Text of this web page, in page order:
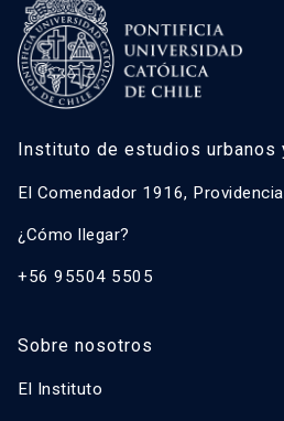
Instituto de estudios urbanos
El Comendador 1916, Providencia
¿Cómo llegar?
+56 95504 5505
Sobre nosotros
El Instituto